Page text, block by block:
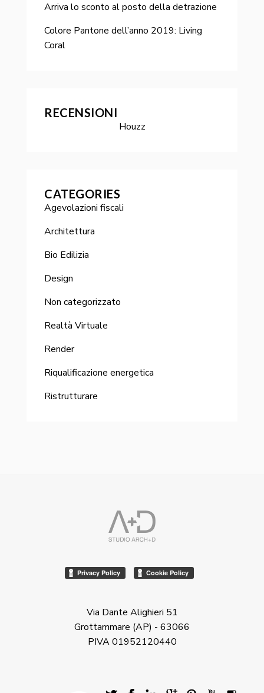
Arriva lo sconto al posto della detrazione
Colore Pantone dell’anno 2019: Living
Coral
RECENSIONI
Houzz
CATEGORIES
Agevolazioni fiscali
Architettura
Bio Edilizia
Design
Non categorizzato
Realtà Virtuale
Render
Riqualificazione energetica
Ristrutturare
Via Dante Alighieri 51
Grottammare (AP) - 63066
PIVA 01952120440